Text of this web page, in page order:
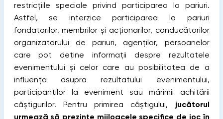
restricțiile speciale privind participarea la pariuri.
Astfel, se interzice participarea la pariuri
fondatorilor, membrilor și acționarilor, conducătorilor
organizatorului de pariuri, agenților, persoanelor
care pot deține informații despre rezultatele
evenimentului și celor care au posibilitatea de a
influența asupra rezultatului evenimentului,
participanților la eveniment sau mărimii achitării
câștigurilor. Pentru primirea câştigului, jucătorul
urmează să prezinte mijloacele specifice de joc în